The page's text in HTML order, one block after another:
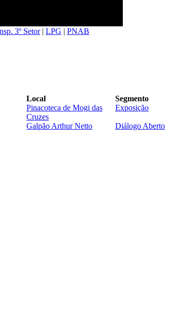
3º Setor| LPG | PNAB
Local
Segmento
Pinacoteca de Mogi das
Cruzes
Exposição
Galpão Arthur Netto Diálogo Aberto